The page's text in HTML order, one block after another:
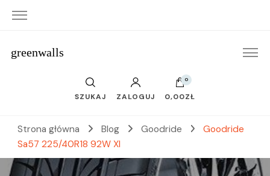
greenwalls
SZUKAJ ZALOGUJ
0
0,00ZŁ
Strona główna Blog Goodride
Goodride
Sa57 225/40R18 92W Xl